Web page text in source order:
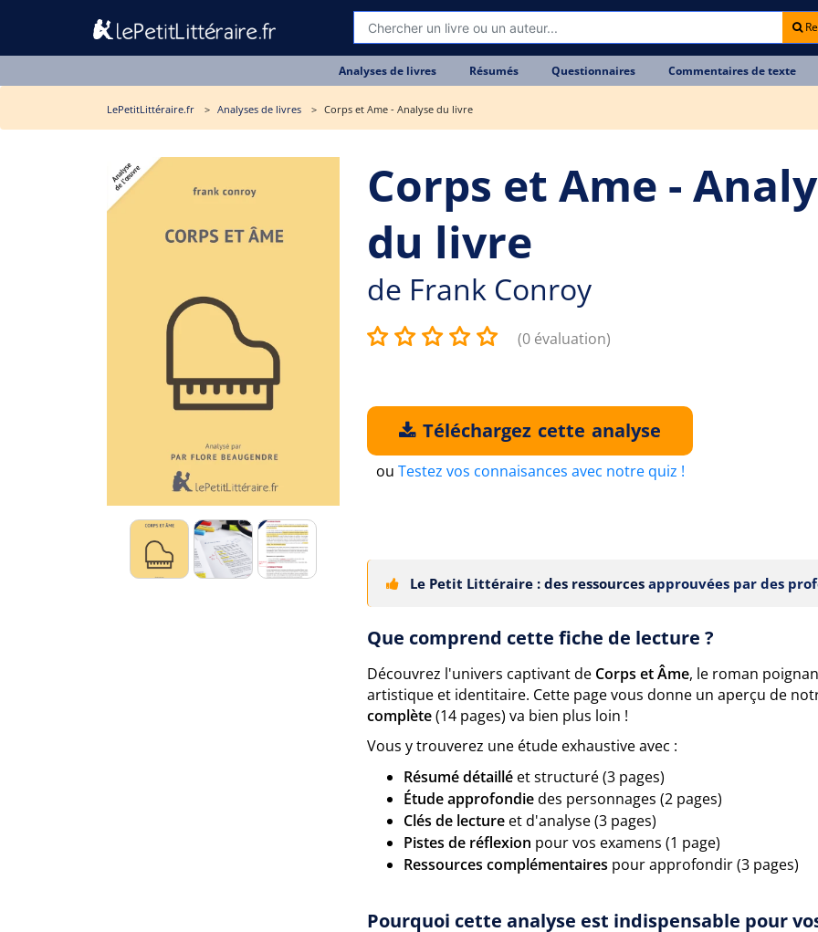
Analyses de livres Résumés Questionnaires Commentaires de texte
LePetitLittéraire.fr Analyses de livres Corps et Ame - Analyse du livre
Corps et Ame -
du livre
de Frank Conroy
(0 évaluation)
Téléchargez cette analyse
ou Testez vos connaisances avec notre quiz !
Le Petit Littéraire : des ressources approuvées par des
Que comprend cette fiche de lecture ?
Découvrez l'univers captivant de Corps et Âme, le roman
artistique et identitaire. Cette page vous donne un aperçu de
complète(14 pages) va bien plus loin !
Vous y trouverez une étude exhaustive avec :
Résumé détaillé et structuré (3 pages)
Étude approfondiedes personnages (2 pages)
Clés de lecture et d'analyse (3 pages)
Pistes de réflexion pour vos examens (1 page)
Ressources complémentaires pour approfondir (3 pages)
Pourquoi cette analyse est indispensable pour